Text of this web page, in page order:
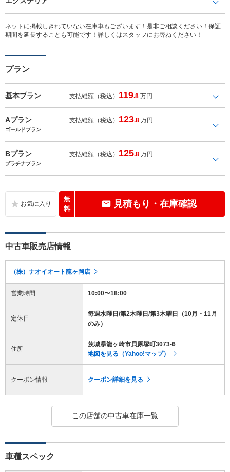
ネットに掲載しきれていない在庫車もございます！是非ご相談ください！保証
期間を延長することも可能です！詳しくはスタッフにお尋ねください！
プラン
基本プラン 支払総額（税込） 119.8 万円
Aプラン 支払総額（税込） 123.8 万円
ゴールドプラン
Bプラン 支払総額（税込） 125.8 万円
プラチナプラン
無
料
見積もり・在庫確認
中古車販売店情報
（株）ナオイオート龍ヶ岡店
営業時間 10:00〜18:00
定休日
毎週水曜日/第2木曜日/第3木曜日（10月・11月
のみ）
住所
茨城県龍ヶ崎市貝原塚町3073-6
地図を見る（Yahoo!マップ）
クーポン情報 クーポン詳細を見る
この店舗の中古車在庫一覧
車種スペック